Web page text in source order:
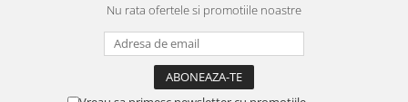
Nu rata ofertele si promotiile noastre